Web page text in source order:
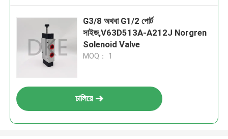
G3/8 অথবা G1/2 পোর্ট
সাইজ,V63D513A-A212J Norgren
Solenoid Valve
MOQ： 1
চালিয়ে